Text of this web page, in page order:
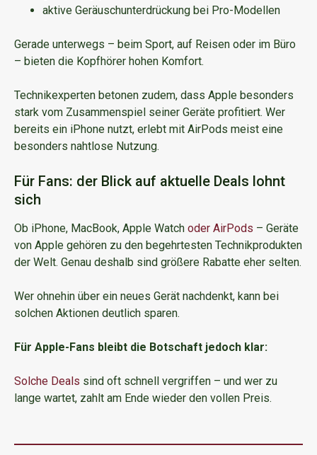
aktive Geräuschunterdrückung bei Pro-Modellen
Gerade unterwegs – beim Sport, auf Reisen oder im Büro
– bieten die Kopfhörer hohen Komfort.
Technikexperten betonen zudem, dass Apple besonders
stark vom Zusammenspiel seiner Geräte profitiert. Wer
bereits ein iPhone nutzt, erlebt mit AirPods meist eine
besonders nahtlose Nutzung.
Für Fans: der Blick auf aktuelle Deals lohnt
sich
Ob iPhone, MacBook, Apple Watch oder AirPods – Geräte
von Apple gehören zu den begehrtesten Technikprodukten
der Welt. Genau deshalb sind größere Rabatte eher selten.
Wer ohnehin über ein neues Gerät nachdenkt, kann bei
solchen Aktionen deutlich sparen.
Für Apple-Fans bleibt die Botschaft jedoch klar:
Solche Deals sind oft schnell vergriffen – und wer zu
lange wartet, zahlt am Ende wieder den vollen Preis.